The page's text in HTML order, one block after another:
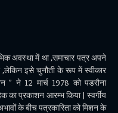
अवस्था में था ,समाचार पत्र अपने
,लेकिन इसे चुनौती के रूप में स्वीकार
” ने 12 मार्च 1978 को पडरौना
का प्रकाशन आरम्भ किया | स्वर्गीय
के बीच पत्रकारिता को मिशन के